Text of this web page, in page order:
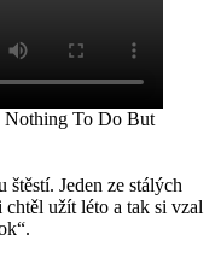
Nothing To Do But
štěstí. Jeden ze stálých
užít léto a tak si vzal